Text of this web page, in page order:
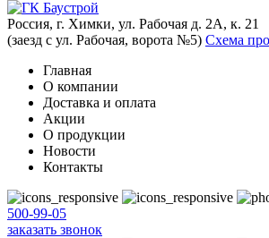
Россия, г. Химки, ул. Рабочая д. 2А, к. 21
(заезд с ул. Рабочая, ворота №5) Схема
Главная
О компании
Доставка и оплата
Акции
О продукции
Новости
Контакты
500-99-05
заказать звонок